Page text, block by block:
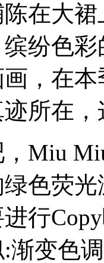
在大
纷色
，在
所在
Miu
色荧
行
渐变色